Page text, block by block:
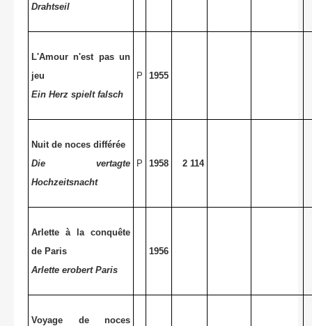
Drahtseil
L'Amour n'est pas un
jeu
Ein Herz spielt falsch
P 1955
Nuit de noces différée
Die vertagte
Hochzeitsnacht
P 1958 2 114
Arlette à la conquête
de Paris
Arlette erobert Paris
1956
Voyage de noces